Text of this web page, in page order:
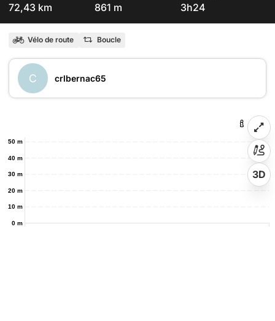
72,43 km 861 m 3h24
Vélo de route Boucle
C crlbernac65
0 m
10 m
20 m
30 m
40 m
50 m
3D